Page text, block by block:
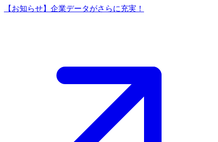
【お知らせ】企業データがさらに充実！